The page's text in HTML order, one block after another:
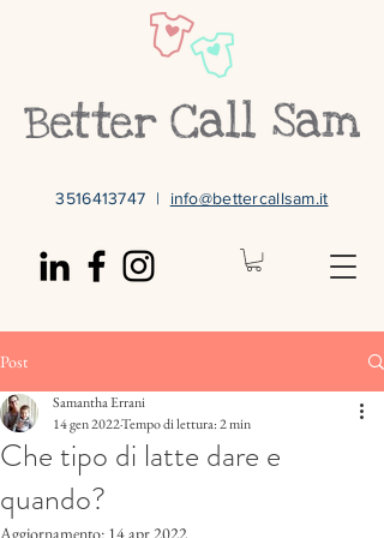
3516413747 | info@bettercallsam.it
Post
Che tipo di latte dare e
quando?
Samantha Errani
14 gen 2022Tempo di lettura: 2 min
Aggiornamento: 14 apr 2022